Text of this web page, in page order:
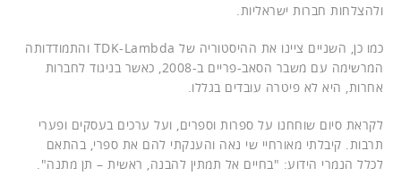
ולהצלחות חברות ישראליות.
כמו כן, השניים ציינו את ההיסטוריה של TDK-Lambda והתמודדותה
המרשימה עם משבר הסאב-פריים ב-2008, כאשר בניגוד לחברות
אחרות, היא לא פיטרה עובדים בגללו.
לקראת סיום שוחחנו על ספרות וספרים, ועל ערכים בעסקים ופערי
תרבות. קיבלתי מאורחיי שי נאה והענקתי להם את ספרי, בהתאם
לכלל הנמרי הידוע: "בחיים אל תמתין להבנה, ראשית – תן מתנה".